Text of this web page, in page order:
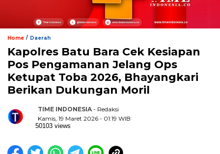
Home / Daerah
Kapolres Batu Bara Cek Kesiapan
Pos Pengamanan Jelang Ops
Ketupat Toba 2026, Bhayangkari
Berikan Dukungan Moril
TIME INDONESIA - Redaksi
Kamis, 19 Maret 2026 - 01:19 WIB
50103 views